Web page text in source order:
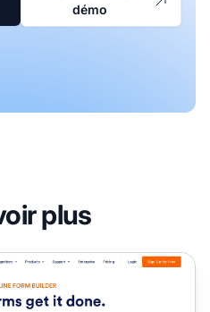
démo
plus
Jotform